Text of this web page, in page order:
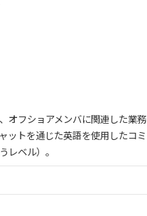
オフショアメンバに関連した業務
ットを通じた英語を使用したコミ
レベル）。